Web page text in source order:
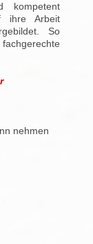
kompetent
ihre Arbeit
So
nehmen